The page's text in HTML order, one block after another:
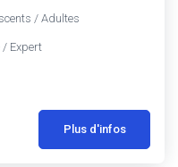
/ Adultes
/ Expert
Plus d'infos